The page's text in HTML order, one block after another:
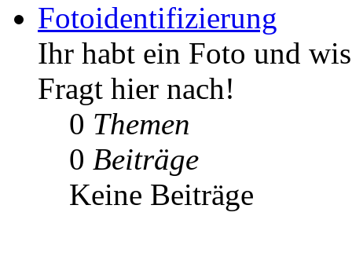
Fotoidentifizierung
Ihr habt ein Foto und
Fragt hier nach!
0 Themen
0 Beiträge
Keine Beiträge